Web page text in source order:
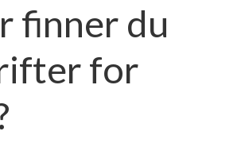
finner du
for